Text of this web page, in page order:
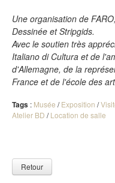
Une organisation de
Dessinée et Stripgids.
Avec le soutien très
Italiano di Cultura et de
d'Allemagne, de la
France et de l'école des
Tags : Musée /Exposition /
Atelier BD /Location de salle
Retour